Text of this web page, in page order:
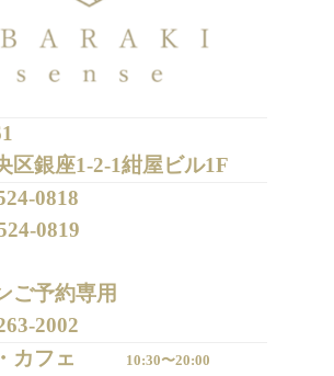
区銀座1-2-1紺屋ビル1F
0818
0819
ご予約専用
2002
カフェ
10:30〜20:00